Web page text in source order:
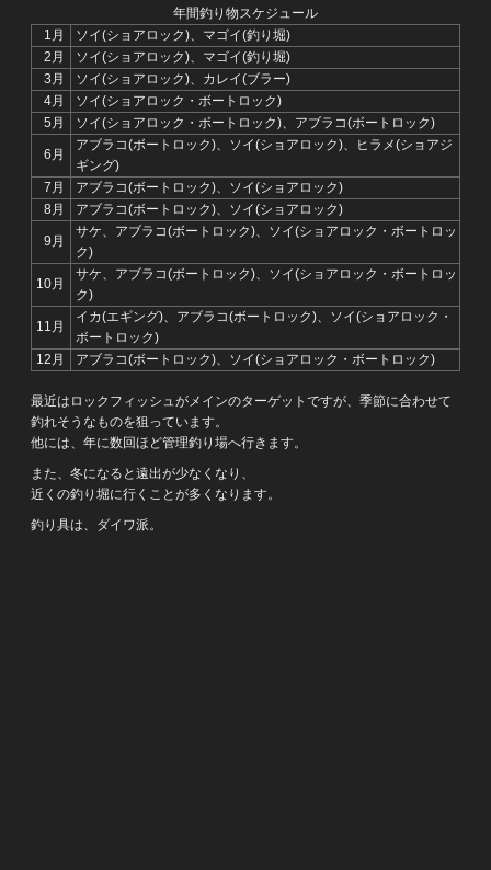
年間釣り物スケジュール
1月
ソイ(ショアロック)、マゴイ(釣り堀)
2月
ソイ(ショアロック)、マゴイ(釣り堀)
3月
ソイ(ショアロック)、カレイ(ブラー)
4月
ソイ(ショアロック・ボートロック)
5月
ソイ(ショアロック・ボートロック)、アブラコ(ボートロック)
6月
アブラコ(ボートロック)、ソイ(ショアロック)、ヒラメ(ショアジ
ギング)
7月
アブラコ(ボートロック)、ソイ(ショアロック)
8月
アブラコ(ボートロック)、ソイ(ショアロック)
9月
サケ、アブラコ(ボートロック)、ソイ(ショアロック・ボートロッ
ク)
10月
サケ、アブラコ(ボートロック)、ソイ(ショアロック・ボートロッ
ク)
11月
イカ(エギング)、アブラコ(ボートロック)、ソイ(ショアロック・
ボートロック)
12月
アブラコ(ボートロック)、ソイ(ショアロック・ボートロック)
最近はロックフィッシュがメインのターゲットですが、季節に合わせて
釣れそうなものを狙っています。
他には、年に数回ほど管理釣り場へ行きます。
また、冬になると遠出が少なくなり、
近くの釣り堀に行くことが多くなります。
釣り具は、ダイワ派。